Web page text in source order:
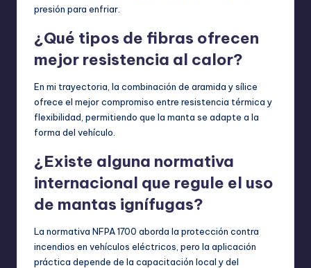
presión para enfriar.
¿Qué tipos de fibras ofrecen
mejor resistencia al calor?
En mi trayectoria, la combinación de aramida y sílice
ofrece el mejor compromiso entre resistencia térmica y
flexibilidad, permitiendo que la manta se adapte a la
forma del vehículo.
¿Existe alguna normativa
internacional que regule el uso
de mantas ignífugas?
La normativa NFPA 1700 aborda la protección contra
incendios en vehículos eléctricos, pero la aplicación
práctica depende de la capacitación local y del